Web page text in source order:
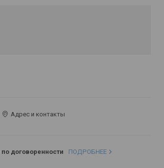
Адрес и контакты
по договоренности ПОДРОБНЕЕ